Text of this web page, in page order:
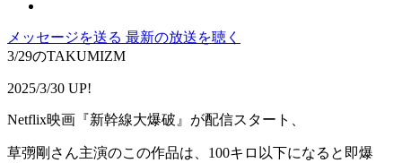
メッセージを送る 最新の放送を聴く
3/29のTAKUMIZM
2025/3/30 UP!
Netflix映画『新幹線大爆破』が配信スタート、
草彅剛さん主演のこの作品は、100キロ以下になると即爆